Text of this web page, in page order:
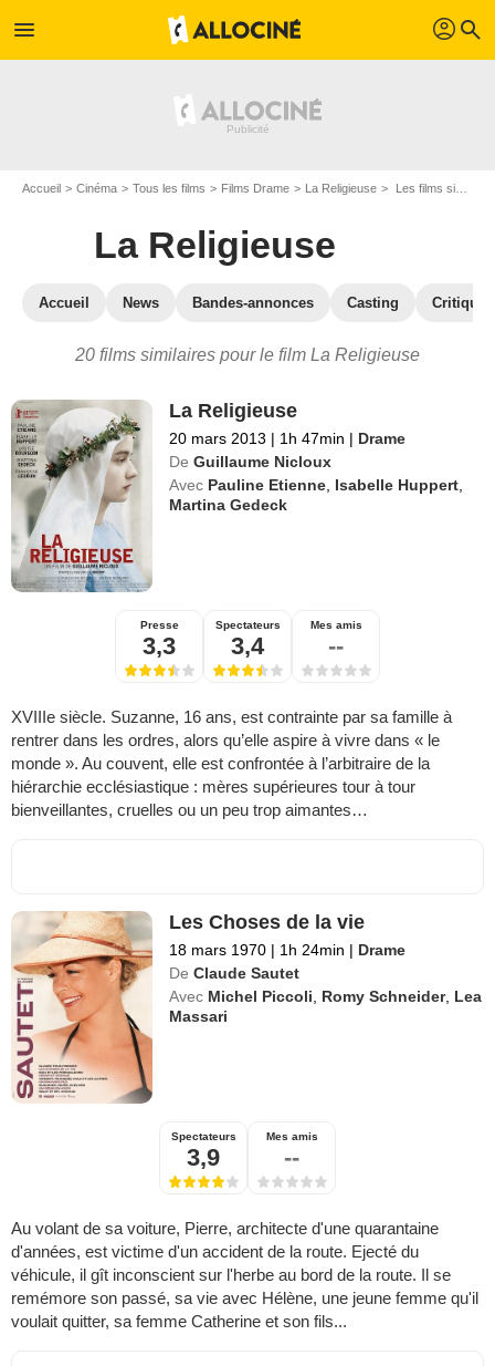
menu profil search
Accueil Cinéma Tous les films Films Drame La Religieuse Les films similaires à "La Religieuse"
La Religieuse
Accueil News Bandes-annonces Casting
20 films similaires pour le film La Religieuse
La Religieuse
20 mars 2013 | 1h 47min | Drame
De Guillaume Nicloux
Avec Pauline Etienne Isabelle Huppert
Martina Gedeck
Presse
3,3
Spectateurs
3,4
Mes amis
--
XVIIIe siècle. Suzanne, 16 ans, est contrainte par sa famille à
rentrer dans les ordres, alors qu’elle aspire à vivre dans « le
monde ». Au couvent, elle est confrontée à l’arbitraire de la
hiérarchie ecclésiastique : mères supérieures tour à tour
bienveillantes, cruelles ou un peu trop aimantes…
Les Choses de la vie
18 mars 1970 | 1h 24min | Drame
De Claude Sautet
Avec Michel Piccoli Romy Schneider, Lea
Massari
Spectateurs
3,9
Mes amis
--
Au volant de sa voiture, Pierre, architecte d'une quarantaine
d'années, est victime d'un accident de la route. Ejecté du
véhicule, il gît inconscient sur l'herbe au bord de la route. Il se
remémore son passé, sa vie avec Hélène, une jeune femme qu'il
voulait quitter, sa femme Catherine et son fils...